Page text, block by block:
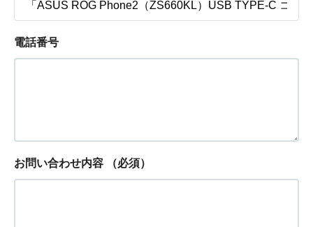
電話番号
お問い合わせ内容 （必須）